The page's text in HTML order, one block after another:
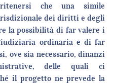
che una simile
dei diritti e degli
la possibilità di far valere i
ordinaria e di far
ove sia necessario, dinanzi
delle quali ci
il progetto ne prevede la